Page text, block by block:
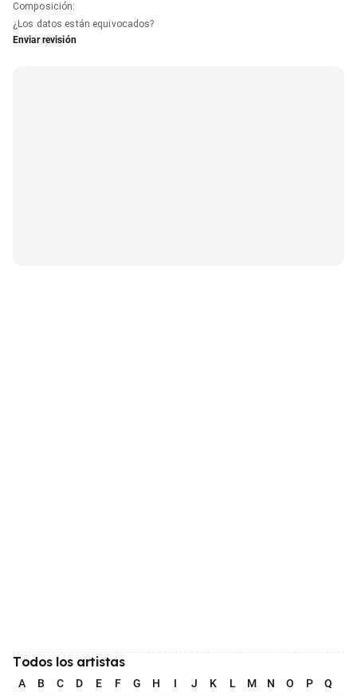
Composición:
¿Los datos están equivocados?
Enviar revisión
Todos los artistas
A B C D E F G H I J K L M N O P Q